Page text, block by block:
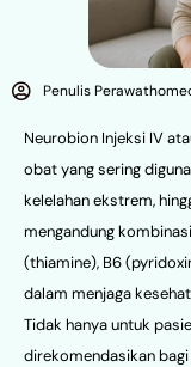
Penulis
Neurobion Injeksi IV
obat yang sering
kelelahan ekstrem,
mengandung
(thiamine), B6
dalam menjaga
Tidak hanya untuk
direkomendasikan